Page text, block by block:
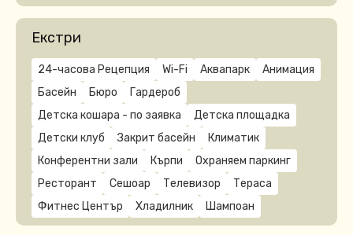
Екстри
24-часова Рецепция Wi-Fi Аквапарк
Анимация
Басейн
Бюро
Гардероб
Детска кошара - по заявка
Детска площадка
Детски клуб
Закрит басейн
Климатик
Конферентни зали
Кърпи
Охраняем паркинг
Ресторант
Сешоар Телевизор
Тераса
Фитнес Център
Хладилник Шампоан